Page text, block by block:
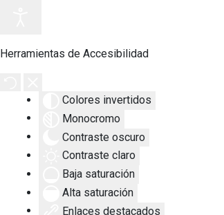
Herramientas de Accesibilidad
Colores invertidos
Monocromo
Contraste oscuro
Contraste claro
Baja saturación
Alta saturación
Enlaces destacados